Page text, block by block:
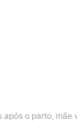
após o parto, mãe